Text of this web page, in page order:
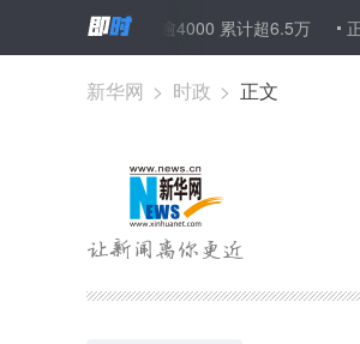
单日新增新冠病例逾4000 累计超6.5万 正
新华网 > 时政 > 正文